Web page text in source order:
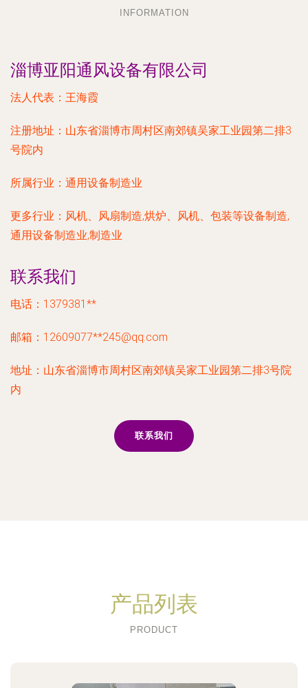
INFORMATION
淄博亚阳通风设备有限公司
法人代表： 王海霞
注册地址： 山东省淄博市周村区南郊镇吴家工业园第二排3
号院内
所属行业： 通用设备制造业
更多行业： 风机、风扇制造,烘炉、风机、包装等设备制造,
通用设备制造业,制造业
联系我们
电话：1379381**
邮箱：12609077**245@qq.com
地址：山东省淄博市周村区南郊镇吴家工业园第二排3号院
内
联系我们
产品列表
PRODUCT